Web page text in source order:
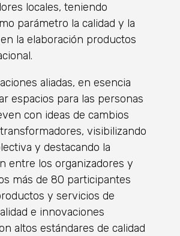
locales, teniendo
parámetro la calidad y la
la elaboración productos
aliadas, en esencia
espacios para las personas
con ideas de cambios
visibilizando
y destacando la
entre los organizadores y
más de 80 participantes
y servicios de
e innovaciones
altos estándares de calidad